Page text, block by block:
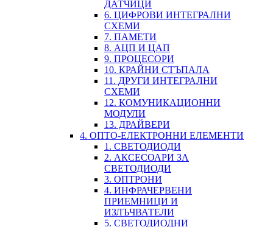
ДАТЧИЦИ
6. ЦИФРОВИ ИНТЕГРАЛНИ
СХЕМИ
7. ПАМЕТИ
8. АЦП И ЦАП
9. ПРОЦЕСОРИ
10. КРАЙНИ СТЪПАЛА
11. ДРУГИ ИНТЕГРАЛНИ
СХЕМИ
12. КОМУНИКАЦИОННИ
МОДУЛИ
13. ДРАЙВЕРИ
4. ОПТО-ЕЛЕКТРОННИ ЕЛЕМЕНТИ
1. СВЕТОДИОДИ
2. АКСЕСОАРИ ЗА
СВЕТОДИОДИ
3. ОПТРОНИ
4. ИНФРАЧЕРВЕНИ
ПРИЕМНИЦИ И
ИЗЛЪЧВАТЕЛИ
5. СВЕТОДИОДНИ